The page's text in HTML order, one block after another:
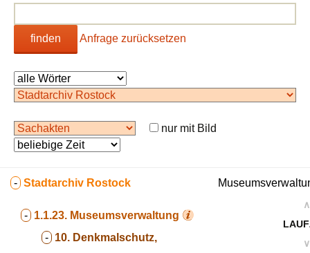
finden Anfrage zurücksetzen
nur mit Bild
- Stadtarchiv Rostock
- 1.1.23. Museumsverwaltung
- 10. Denkmalschutz,
∧
∨